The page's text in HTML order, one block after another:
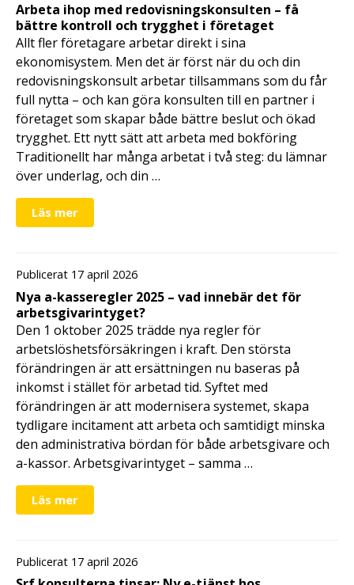
Arbeta ihop med redovisningskonsulten – få
bättre kontroll och trygghet i företaget
Allt fler företagare arbetar direkt i sina
ekonomisystem. Men det är först när du och din
redovisningskonsult arbetar tillsammans som du får
full nytta – och kan göra konsulten till en partner i
företaget som skapar både bättre beslut och ökad
trygghet. Ett nytt sätt att arbeta med bokföring
Traditionellt har många arbetat i två steg: du lämnar
över underlag, och din …
Läs mer
Publicerat 17 april 2026
Nya a-kasseregler 2025 – vad innebär det för
arbetsgivarintyget?
Den 1 oktober 2025 trädde nya regler för
arbetslöshetsförsäkringen i kraft. Den största
förändringen är att ersättningen nu baseras på
inkomst i stället för arbetad tid. Syftet med
förändringen är att modernisera systemet, skapa
tydligare incitament att arbeta och samtidigt minska
den administrativa bördan för både arbetsgivare och
a-kassor. Arbetsgivarintyget – samma …
Läs mer
Publicerat 17 april 2026